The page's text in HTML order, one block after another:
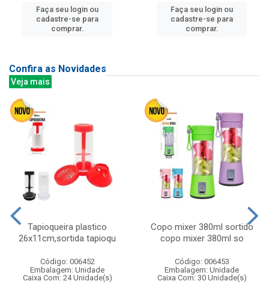
Faça seu login ou
cadastre-se para
comprar.
Faça seu login ou
cadastre-se para
comprar.
Confira as Novidades
Veja mais
Tapioqueira plastico
26x11cm,sortida tapioqu
Código: 006452
Embalagem: Unidade
Caixa Com: 24 Unidade(s)
Copo mixer 380ml sortido
copo mixer 380ml so
Código: 006453
Embalagem: Unidade
Caixa Com: 30 Unidade(s)